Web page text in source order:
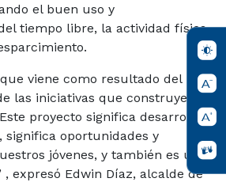
el buen uso y
tiempo libre, la actividad física
viene como resultado del
las iniciativas que construyeron
proyecto significa desarrollo
significa oportunidades y
jóvenes, y también es un
expresó Edwin Díaz, alcalde de